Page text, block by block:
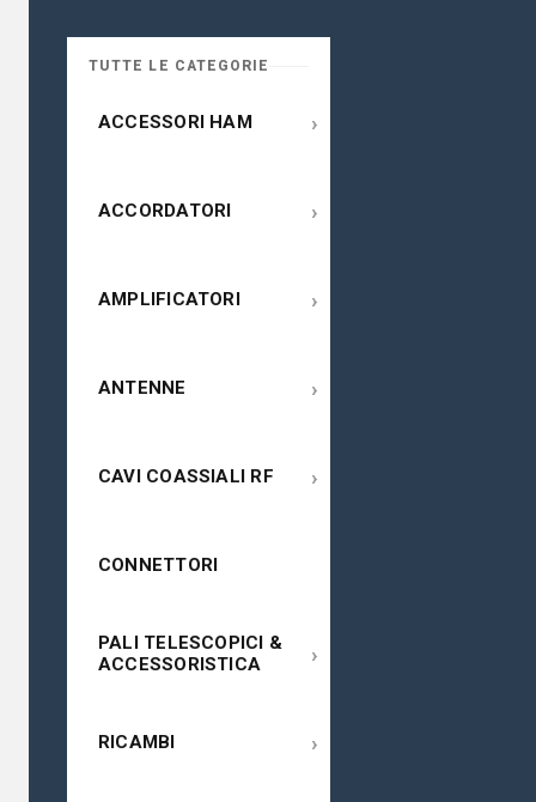
TUTTE LE CATEGORIE
ACCESSORI HAM ›
ACCORDATORI ›
AMPLIFICATORI ›
ANTENNE ›
CAVI COASSIALI RF ›
CONNETTORI
PALI TELESCOPICI &
ACCESSORISTICA
›
RICAMBI ›